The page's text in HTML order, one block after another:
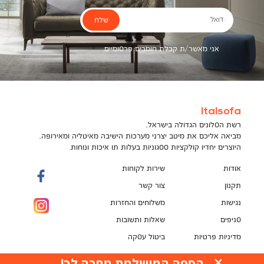
דואל
אני מאשר/ת קבלת חומרים פרסומיים
שלח
Italsofa
רשת הסלונים הגדולה בישראל,
מביאה אליכם את מיטב יצרני מערכות הישיבה מאיטליה ומאירופה,
היוצרים יחדיו קולקציות ססגוניות בעלות תו איכות ונוחות.
אודות
תקנון
נגישות
סניפים
מדיניות פרטיות
שירות לקוחות
צור קשר
משלוחים והחזרות
שאלות ותשובות
ביטול עסקה
תקנון מועדון לקוחות